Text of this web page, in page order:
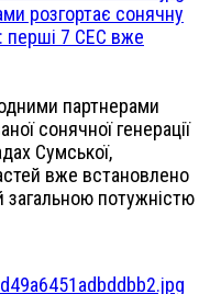
розгортає сонячну
перші 7 СЕС вже
партнерами
сонячної генерації
Сумської,
вже встановлено
загальною потужністю